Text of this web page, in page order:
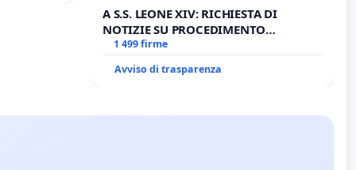
A S.S. LEONE XIV: RICHIESTA DI
NOTIZIE SU PROCEDIMENTO
GIUDIZIARIO SEDE IMPEDITA DI
BENEDETTO XVI
1 499 firme
Avviso di trasparenza